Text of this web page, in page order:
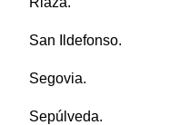
San Ildefonso.
Segovia.
Sepúlveda.